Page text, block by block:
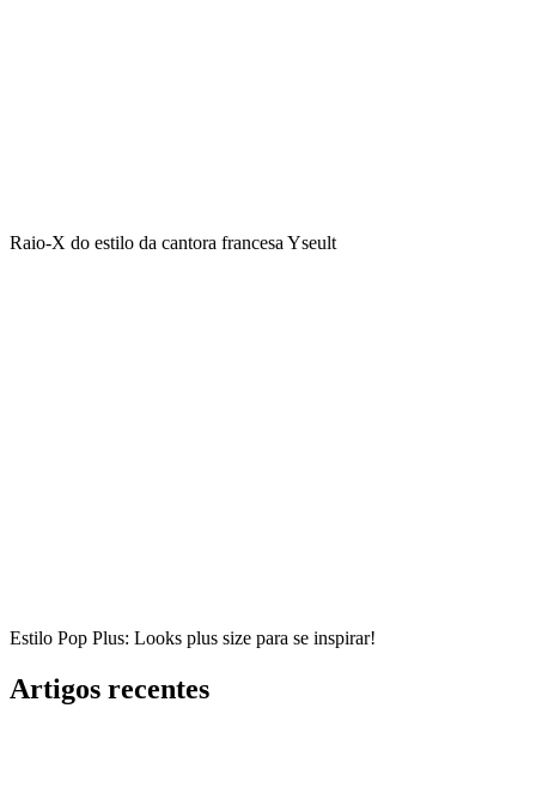
Raio-X do estilo da cantora francesa Yseult
Estilo Pop Plus: Looks plus size para se inspirar!
Artigos recentes